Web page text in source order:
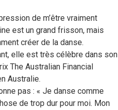
de m’être vraiment
est un grand frisson, mais
créer de la danse.
elle est très célèbre dans son
The Australian Financial
Australie.
pas : « Je danse comme
de trop dur pour moi. Mon